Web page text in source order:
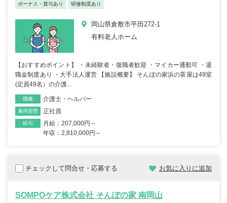
ボーナス・賞与あり 研修制度あり
岡山県倉敷市平田272-1
有料老人ホーム
【おすすめポイント】 ・未経験者・復職者歓迎 ・マイカー通勤可 ・退
職金制度あり ・大手法人運営 【施設概要】 そんぽの家浜の茶屋は49室
(定員49名）の介護...
職種 介護士・ヘルパー
雇用形態 正社員
給与
月給：207,000円～
年収：2,810,000円～
チェックして問合せ・応募する お気に入りに追加
SOMPOケア株式会社 そんぽの家 南岡山